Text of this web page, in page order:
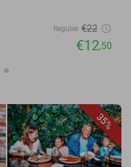
Regulier €22
€12,50
35%